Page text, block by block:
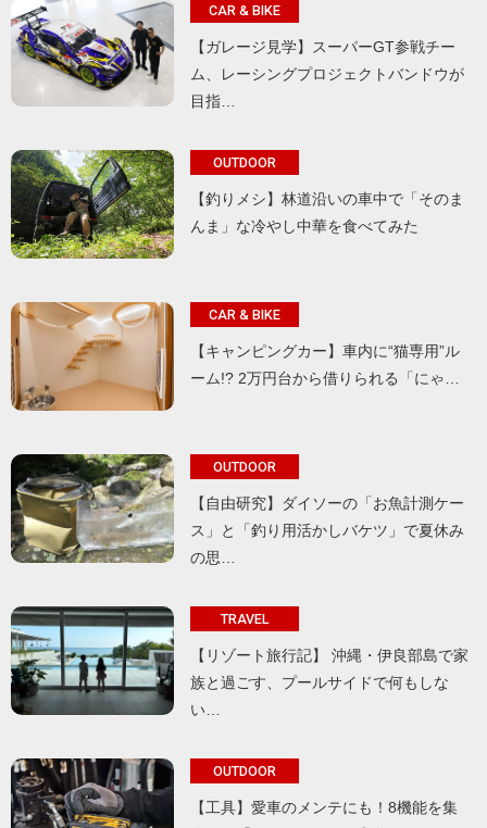
CAR & BIKE
【ガレージ見学】スーパーGT参戦チー
ム、レーシングプロジェクトバンドウが
目指…
OUTDOOR
【釣りメシ】林道沿いの車中で「そのま
んま」な冷やし中華を食べてみた
CAR & BIKE
【キャンピングカー】車内に“猫専用”ル
ーム!? 2万円台から借りられる「にゃ…
OUTDOOR
【自由研究】ダイソーの「お魚計測ケー
ス」と「釣り用活かしバケツ」で夏休み
の思…
TRAVEL
【リゾート旅行記】 沖縄・伊良部島で家
族と過ごす、プールサイドで何もしな
い…
OUTDOOR
【工具】愛車のメンテにも！8機能を集